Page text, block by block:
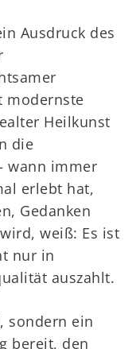
Ausdruck des
modernste
Heilkunst
die
wann immer
erlebt hat,
Gedanken
weiß: Es ist
nur in
auszahlt.
sondern ein
bereit, den